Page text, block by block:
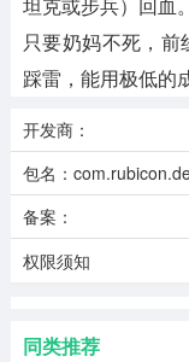
坦克或步兵）回血。
只要奶妈不死，
踩雷，能用极低的
开发商：
包名：
备案：
权限须知
同类推荐